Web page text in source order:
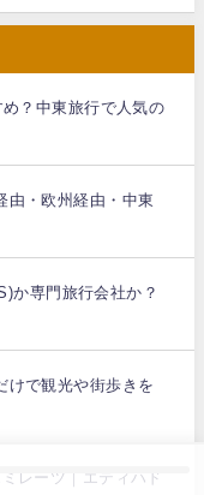
？中東旅行で人気の
由・欧州経由・中東
か専門旅行会社か？
けで観光や街歩きを
レーツ｜エティハド